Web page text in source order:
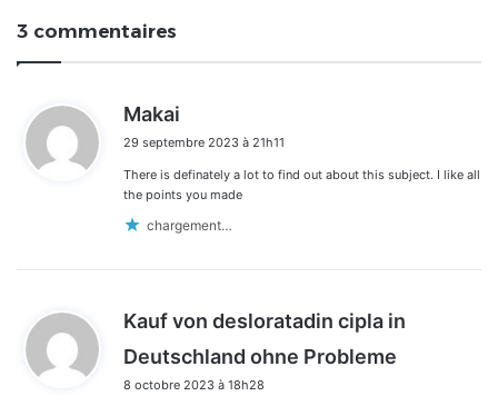
3 commentaires
Makai
t
:
29 septembre 2023 à 21h11
There is definately a lot to find out about this subject. I like all
the points you made
chargement…
Kauf von desloratadin cipla in
Deutschland ohne Probleme
8 octobre 2023 à 18h28